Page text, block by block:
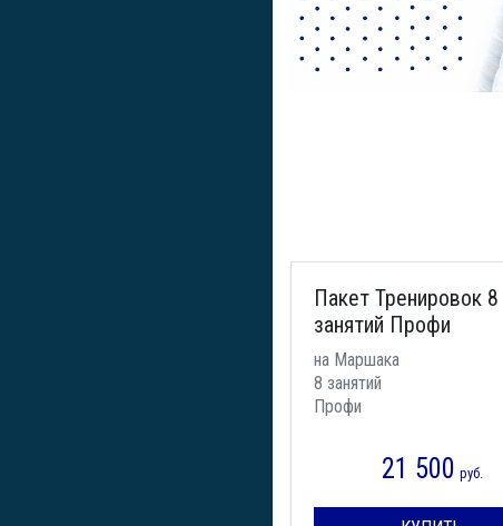
Пакет Тренировок 8
занятий Профи
на Маршака
8 занятий
Профи
21 500 руб.